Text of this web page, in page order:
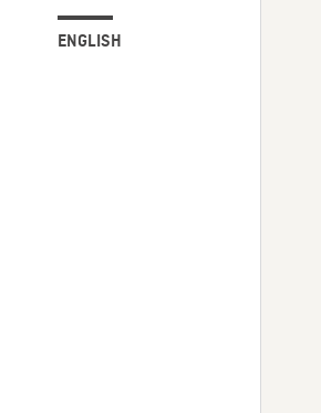
ENGLISH